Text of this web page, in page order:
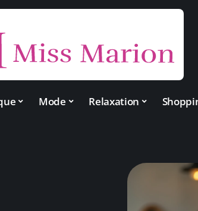
Mode Relaxation